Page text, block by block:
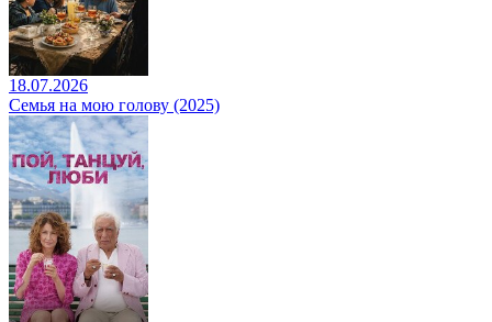
18.07.2026
Семья на мою голову (2025)